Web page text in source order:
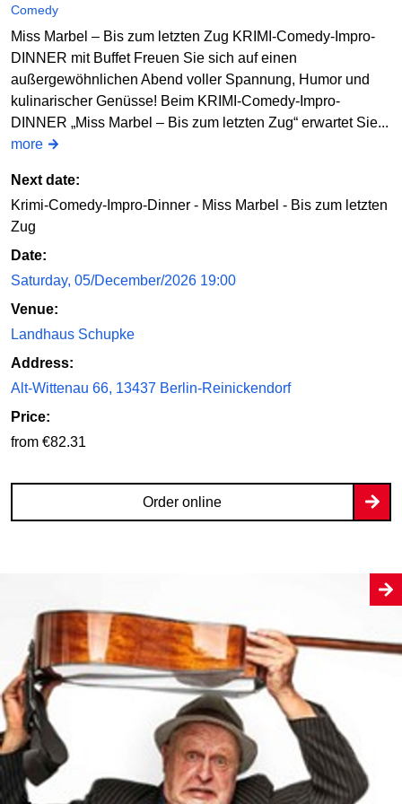
Comedy
Miss Marbel – Bis zum letzten Zug KRIMI-Comedy-Impro-
DINNER mit Buffet Freuen Sie sich auf einen
außergewöhnlichen Abend voller Spannung, Humor und
kulinarischer Genüsse! Beim KRIMI-Comedy-Impro-
DINNER „Miss Marbel – Bis zum letzten Zug“ erwartet Sie...
more
Next date:
Krimi-Comedy-Impro-Dinner - Miss Marbel - Bis zum letzten
Zug
Date:
Saturday, 05/December/2026 19:00
Venue:
Landhaus Schupke
Address:
Alt-Wittenau 66, 13437 Berlin-Reinickendorf
Price:
from €82.31
Order online